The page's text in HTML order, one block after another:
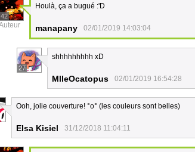
42
Houlà, ça a bugué :'D
manapany 02/01/2019 14:03:04
27
shhhhhhhhh xD
MlleOcatopus 02/01/2019 16:54:28
Ooh, jolie couverture! °o° (les couleurs sont belles)
Elsa Kisiel 31/12/2018 11:04:11